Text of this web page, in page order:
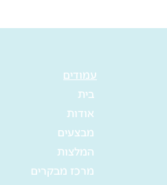
פרחים
עמודים
בית
אודות
מבצעים
המלצות
מרכז מבקרים